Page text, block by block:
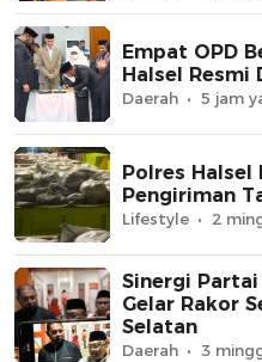
Empat OPD
Halsel Resmi
Daerah 5 jam
Polres Halsel Bungkam Kasus
Pengiriman
Lifestyle 2
Sinergi
Gelar Rakor
Selatan
Daerah 3